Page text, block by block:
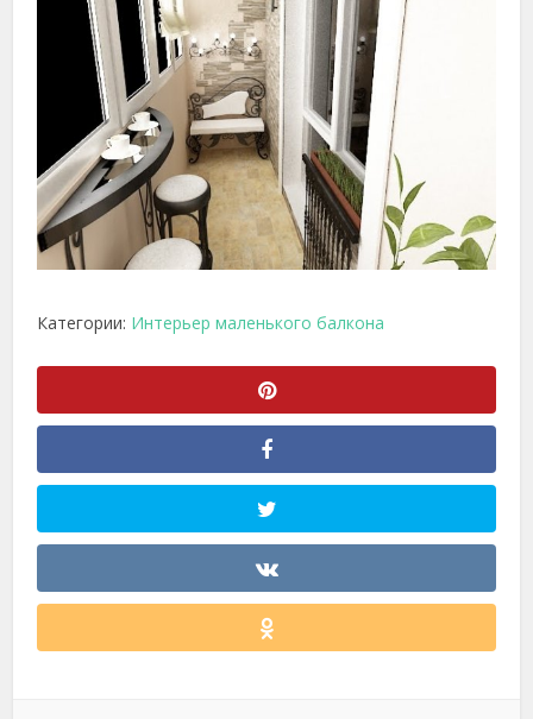
Категории: Интерьер маленького балкона